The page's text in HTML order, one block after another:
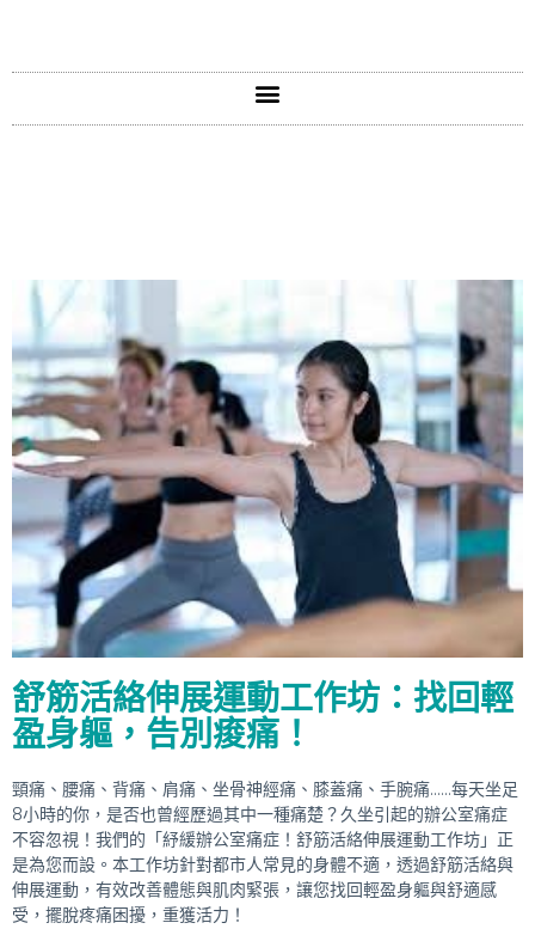
舒筋活絡伸展運動工作坊：找回輕
盈身軀，告別痠痛！
頸痛、腰痛、背痛、肩痛、坐骨神經痛、膝蓋痛、手腕痛……每天坐足
8小時的你，是否也曾經歷過其中一種痛楚？久坐引起的辦公室痛症
不容忽視！我們的「紓緩辦公室痛症！舒筋活絡伸展運動工作坊」正
是為您而設。本工作坊針對都市人常見的身體不適，透過舒筋活絡與
伸展運動，有效改善體態與肌肉緊張，讓您找回輕盈身軀與舒適感
受，擺脫疼痛困擾，重獲活力！